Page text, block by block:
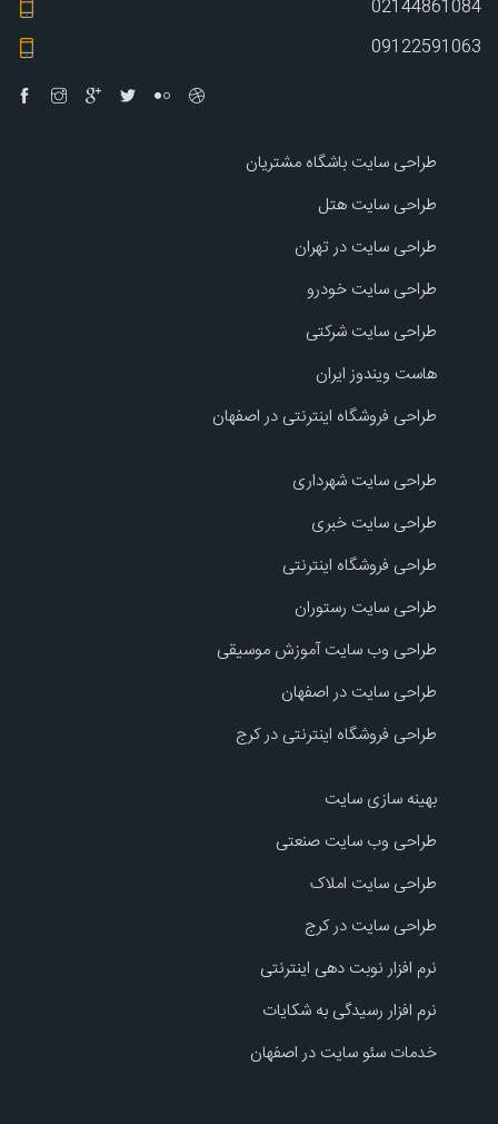
02144861084
09122591063
طراحی سایت باشگاه مشتریان
طراحی سایت هتل
طراحی سایت در تهران
طراحی سایت خودرو
طراحی سایت شرکتی
هاست ویندوز ایران
طراحی فروشگاه اینترنتی در اصفهان
طراحی سایت شهرداری
طراحی سایت خبری
طراحی فروشگاه اینترنتی
طراحی سایت رستوران
طراحی وب سایت آموزش موسیقی
طراحی سایت در اصفهان
طراحی فروشگاه اینترنتی در کرج
بهینه سازی سایت
طراحی وب سایت صنعتی
طراحی سایت املاک
طراحی سایت در کرج
نرم افزار نوبت دهی اینترنتی
نرم افزار رسیدگی به شکایات
خدمات سئو سایت در اصفهان